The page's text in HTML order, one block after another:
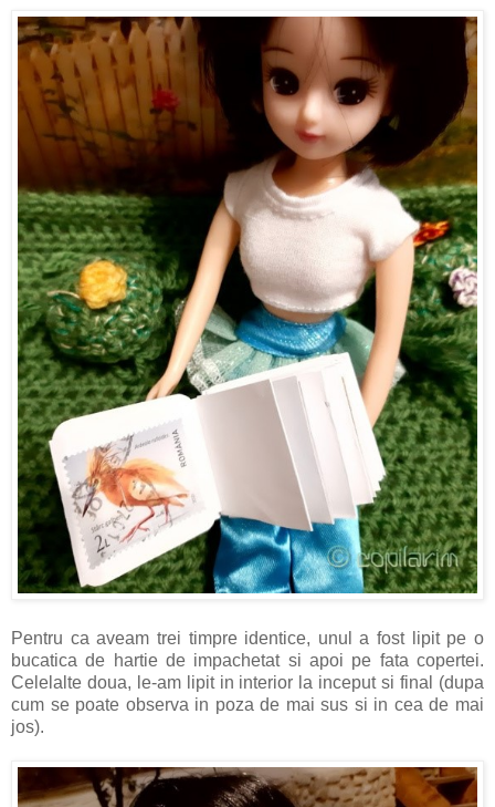
Pentru ca aveam trei timpre identice, unul a fost lipit pe o
bucatica de hartie de impachetat si apoi pe fata copertei.
Celelalte doua, le-am lipit in interior la inceput si final (dupa
cum se poate observa in poza de mai sus si in cea de mai
jos).